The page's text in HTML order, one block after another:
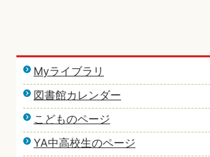
Myライブラリ
図書館カレンダー
こどものページ
YA中高校生のページ